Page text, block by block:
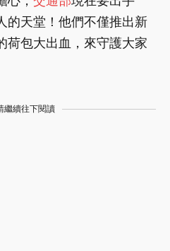
的天堂！他們不僅推出新
荷包大出血，來守護大家
繼續往下閱讀